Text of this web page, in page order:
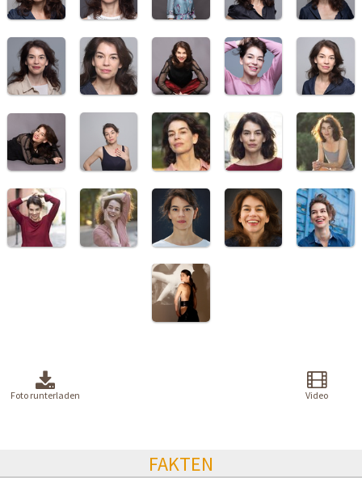
Foto runterladen Video
FAKTEN